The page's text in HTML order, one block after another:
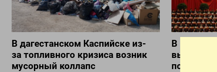
В дагестанском Каспийске из-
за топливного кризиса возник
мусорный коллапс
В Китае
выезде за